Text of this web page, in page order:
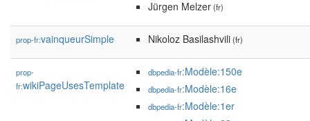
Jürgen Melzer(fr)
prop-fr:vainqueurSimple Nikoloz Basilashvili(fr)
prop-
fr:wikiPageUsesTemplate
dbpedia-fr:Modèle:150e
dbpedia-fr:Modèle:16e
dbpedia-fr:Modèle:1er